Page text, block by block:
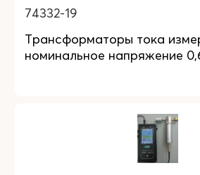
74332-19
Трансформаторы тока
номинальное напряжение